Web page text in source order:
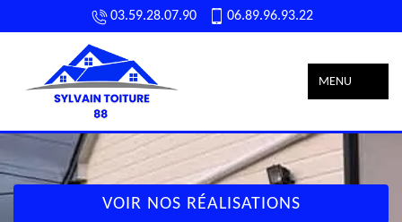
03.59.28.07.90 06.89.96.93.22
MENU
VOIR NOS RÉALISATIONS